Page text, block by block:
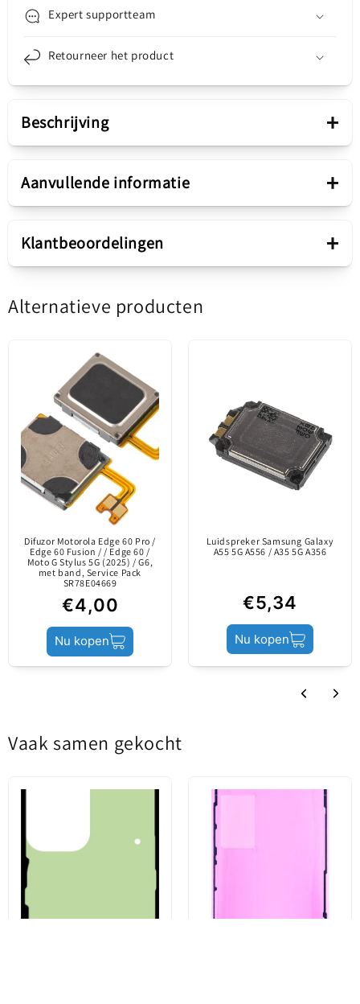
Expert supportteam
Retourneer het product
Beschrijving +
Verkooppakket
Informatie over de
inhoud
gelanceerd op de
markt alleen via
officiële kanalen. Het
is vervaardigd door
de fabrikant van het
Productstatus
Aanvullende informatie +
Samsung Galaxy A22 5G A226
- Hoofdgedeelte (GH81-
20740A)
Vervangend onderdeel onder licentie van Samsung
om het defecte onderdeel op uw telefoon te
Klantbeoordelingen +
Wees de eerste om een beoordeling te schrijven
Schrijf een beoordeling
Alternatieve producten
Difuzor Motorola Edge 60 Pro /
Edge 60 Fusion / / Edge 60 /
Moto G Stylus 5G (2025) / G6,
met band, Service Pack
SR78E04669
€4,00
Nu kopen
Luidspreker Samsung Galaxy
A55 5G A556 / A35 5G A356
€5,34
Nu kopen
Vaak samen gekocht